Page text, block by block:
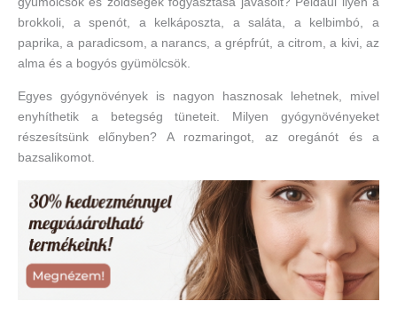
brokkoli, a spenót, a kelkáposzta, a saláta, a kelbimbó, a
paprika, a paradicsom, a narancs, a grépfrút, a citrom, a kivi, az
alma és a bogyós gyümölcsök.
Egyes gyógynövények is nagyon hasznosak lehetnek, mivel
enyhíthetik a betegség tüneteit. Milyen gyógynövényeket
részesítsünk előnyben? A rozmaringot, az oregánót és a
bazsalikomot.